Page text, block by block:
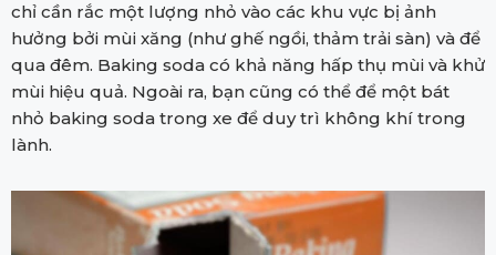
chỉ cần rắc một lượng nhỏ vào các khu vực bị ảnh
hưởng bởi mùi xăng (như ghế ngồi, thảm trải sàn) và để
qua đêm. Baking soda có khả năng hấp thụ mùi và khử
mùi hiệu quả. Ngoài ra, bạn cũng có thể để một bát
nhỏ baking soda trong xe để duy trì không khí trong
lành.